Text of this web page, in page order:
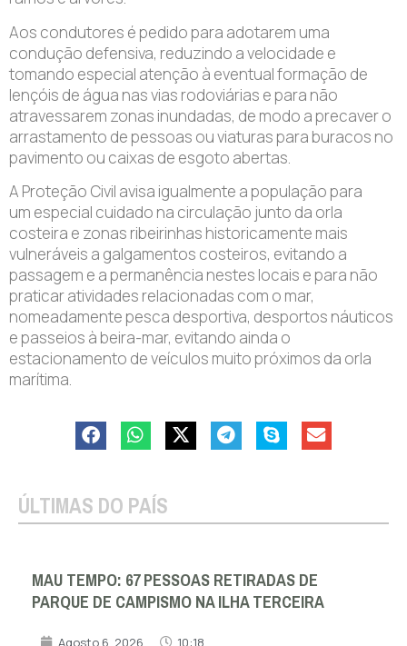
Aos condutores é pedido para adotarem uma
condução defensiva, reduzindo a velocidade e
tomando especial atenção à eventual formação de
lençóis de água nas vias rodoviárias e para não
atravessarem zonas inundadas, de modo a precaver o
arrastamento de pessoas ou viaturas para buracos no
pavimento ou caixas de esgoto abertas.
A Proteção Civil avisa igualmente a população para
um especial cuidado na circulação junto da orla
costeira e zonas ribeirinhas historicamente mais
vulneráveis a galgamentos costeiros, evitando a
passagem e a permanência nestes locais e para não
praticar atividades relacionadas com o mar,
nomeadamente pesca desportiva, desportos náuticos
e passeios à beira-mar, evitando ainda o
estacionamento de veículos muito próximos da orla
marítima.
ÚLTIMAS DO PAÍS
MAU TEMPO: 67 PESSOAS RETIRADAS DE
PARQUE DE CAMPISMO NA ILHA TERCEIRA
Agosto 6, 2026 10:18